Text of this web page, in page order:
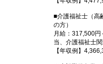
■介護福祉士（高
の方）
月給：317,500
当、介護福祉士
【年収例】